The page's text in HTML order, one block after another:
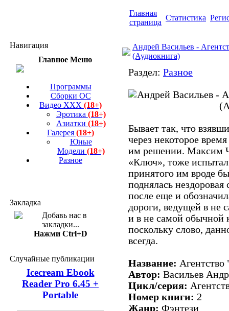
Главная
страница
Статистика
Навигация
Главное Меню
Программы
Сборки ОС
Видео ХХХ (18+)
Эротика (18+)
Азиатки (18+)
Галерея (18+)
Юные
Модели (18+)
Разное
Закладка
Нажми Ctrl+D
Случайные публикации
Icecream Ebook
Reader Pro 6.45 +
Portable
Андрей Васильев -
(Аудиокнига)
Раздел: Разное
Бывает так, что
через некоторое
им решении. Максим
«Ключ», тоже испытал
принятого им вроде
поднялась
после еще и
дороги, ведущей в не
и в не самой обычной
поскольку слово,
всегда.
Название:
Автор: Васильев
Цикл/серия:
Номер книги: 2
Жанр: Фэнтези